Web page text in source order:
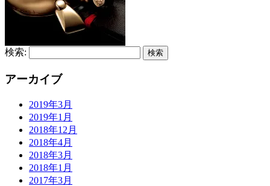
検索:
アーカイブ
2019年3月
2019年1月
2018年12月
2018年4月
2018年3月
2018年1月
2017年3月